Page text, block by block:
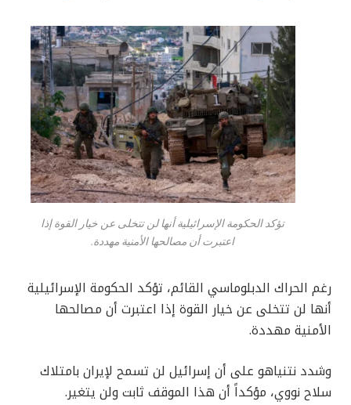
تؤكد الحكومة الإسرائيلية أنها لن تتخلى عن خيار القوة إذا
اعتبرت أن مصالحها الأمنية مهددة.
رغم الحراك الدبلوماسي القائم، تؤكد الحكومة الإسرائيلية
أنها لن تتخلى عن خيار القوة إذا اعتبرت أن مصالحها
الأمنية مهددة.
وشدد نتنياهو على أن إسرائيل لن تسمح لإيران بامتلاك
سلاح نووي، مؤكداً أن هذا الموقف ثابت ولن يتغير.